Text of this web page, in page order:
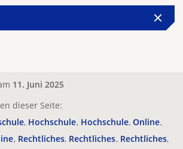
11. Juni 2025
dieser Seite:
Hochschule Hochschule Online
Rechtliches Rechtliches Rechtliches